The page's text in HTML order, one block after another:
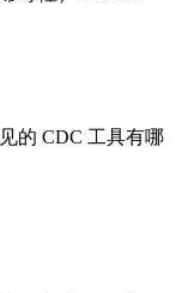
的 CDC 工具有哪